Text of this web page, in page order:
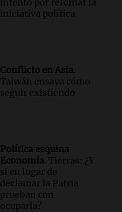
iniciativa política
Conflicto en Asia.
Taiwán ensaya cómo
seguir existiendo
Política esquina
Economía. Tierras: ¿Y
si en lugar de
declamar la Patria
prueban con
ocuparla?